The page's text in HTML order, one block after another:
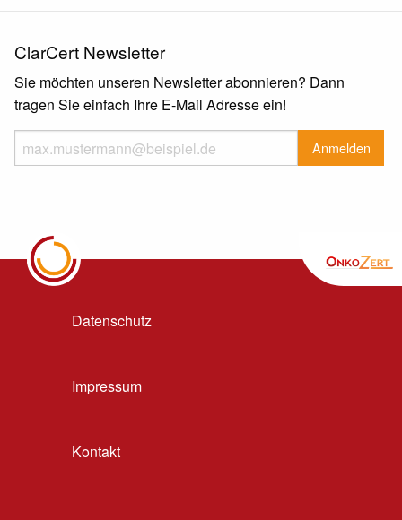
ClarCert Newsletter
Sie möchten unseren Newsletter abonnieren? Dann
tragen Sie einfach Ihre E-Mail Adresse ein!
Datenschutz
Impressum
Kontakt